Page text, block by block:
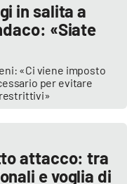
in salita a
«Siate
«Ci viene imposto
per evitare
attacco: tra
e voglia di